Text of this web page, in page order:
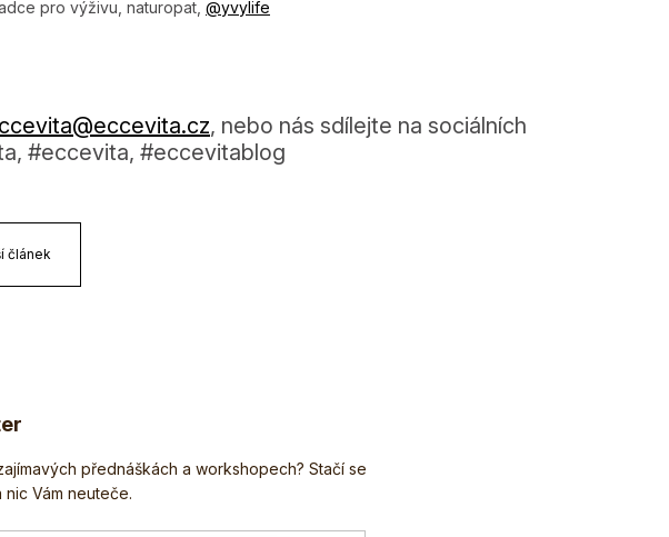
pro výživu, naturopat, @y­vylife
, nebo nás sdílejte na sociálních
#eccevita, #eccevitablog
článek
slevy!